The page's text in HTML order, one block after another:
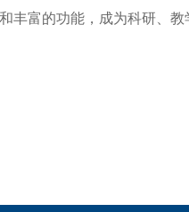
丰富的功能，成为科研、教